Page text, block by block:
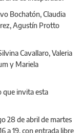
Bochatón, Claudia
Agustín Protto
Cavallaro, Valeria
y Mariela
que invita esta
28 de abril de martes
a 19, con entrada libre